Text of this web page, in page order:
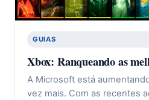
GUIAS
Xbox: Ranqueando as
A Microsoft está
vez mais. Com as recentes